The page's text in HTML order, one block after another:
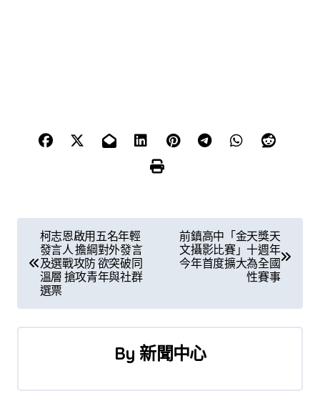
章
覽
柯志恩啟用五名年輕
發言人 擔綱對外發言
及選戰攻防 欲突破同
溫層 搶攻青年與社群
選票
前鎮高中「金天獎天
文攝影比賽」十週年
今年首度擴大為全國
性賽事
By 新聞中心